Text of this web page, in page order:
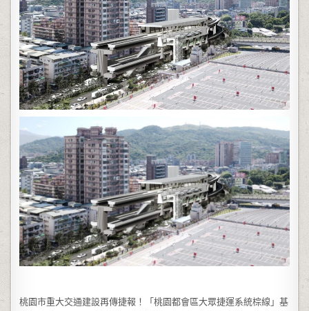
桃園市重大交通建設再傳捷報！「桃園都會區大眾捷運系統棕線」基